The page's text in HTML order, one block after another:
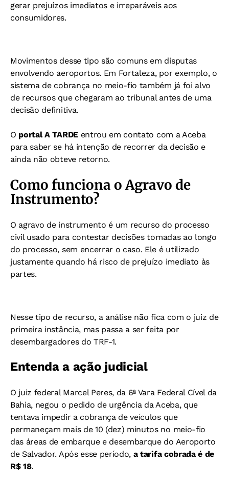
gerar prejuízos imediatos e irreparáveis aos
consumidores.
Movimentos desse tipo são comuns em disputas
envolvendo aeroportos. Em Fortaleza, por exemplo, o
sistema de cobrança no meio-fio também já foi alvo
de recursos que chegaram ao tribunal antes de uma
decisão definitiva.
O portal A TARDEentrou em contato com a Aceba
para saber se há intenção de recorrer da decisão e
ainda não obteve retorno.
Como funciona o Agravo de
Instrumento?
O agravo de instrumento é um recurso do processo
civil usado para contestar decisões tomadas ao longo
do processo, sem encerrar o caso. Ele é utilizado
justamente quando há risco de prejuízo imediato às
partes.
Nesse tipo de recurso, a análise não fica com o juiz de
primeira instância, mas passa a ser feita por
desembargadores do TRF-1.
Entenda a ação judicial
O juiz federal Marcel Peres, da 6ª Vara Federal Cível da
Bahia, negou o pedido de urgência da Aceba, que
tentava impedir a cobrança de veículos que
permaneçam mais de 10 (dez) minutos no meio-fio
das áreas de embarque e desembarque do Aeroporto
de Salvador. Após esse período, a tarifa cobrada é de
R$ 18.